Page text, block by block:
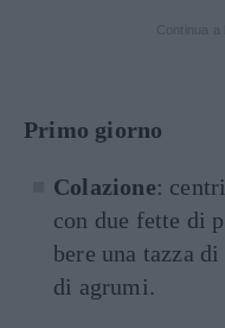
Primo giorno
Colazione:
con due fette di
bere una tazza
di agrumi.